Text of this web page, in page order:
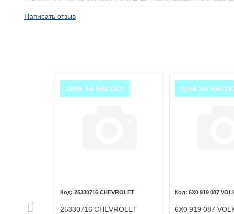
Написать отзыв
ЦІНА ЗА НАСОС!
25330716 CHEVROLET
25330716 CHEVROLET
ЦІНА ЗА
6X0 919 087
6X0 919 087